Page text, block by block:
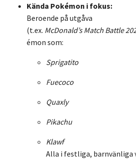
Kända Pokémon i fokus:
Beroende på utgåva
(t.ex. McDonald’sMatch Battle
émon som:
Sprigatito
Fuecoco
Quaxly
Pikachu
Klawf
Alla i festliga, barnvänliga